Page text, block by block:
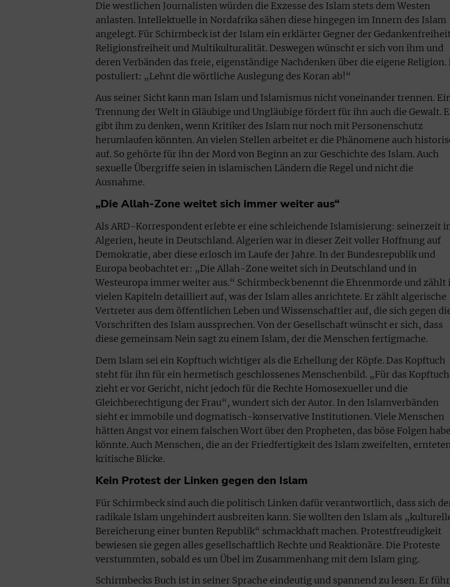
Die westlichen Journalisten würden die Exzesse des Islam stets dem Westen
anlasten. Intellektuelle in Nordafrika sähen diese hingegen im Innern des Islam
angelegt. Für Schirmbeck ist der Islam ein erklärter Gegner der
Religionsfreiheit und Multikulturalität. Deswegen wünscht er sich von ihm und
deren Verbänden das freie, eigenständige Nachdenken über die eigene Religion.
postuliert: „Lehnt die wörtliche Auslegung des Koran ab!“
Aus seiner Sicht kann man Islam und Islamismus nicht voneinander trennen.
Trennung der Welt in Gläubige und Ungläubige fördert für ihn auch die Gewalt.
gibt ihm zu denken, wenn Kritiker des Islam nur noch mit Personenschutz
herumlaufen könnten. An vielen Stellen arbeitet er die Phänomene auch
auf. So gehörte für ihn der Mord von Beginn an zur Geschichte des Islam. Auch
sexuelle Übergriffe seien in islamischen Ländern die Regel und nicht die
Ausnahme.
„Die Allah-Zone weitet sich immer weiter aus“
Als ARD-Korrespondent erlebte er eine schleichende Islamisierung: seinerzeit
Algerien, heute in Deutschland. Algerien war in dieser Zeit voller Hoffnung auf
Demokratie, aber diese erlosch im Laufe der Jahre. In der Bundesrepublik und
Europa beobachtet er: „Die Allah-Zone weitet sich in Deutschland und in
Westeuropa immer weiter aus.“ Schirmbeck benennt die Ehrenmorde und zählt
vielen Kapiteln detailliert auf, was der Islam alles anrichtete. Er zählt algerische
Vertreter aus dem öffentlichen Leben und Wissenschaftler auf, die sich gegen
Vorschriften des Islam aussprechen. Von der Gesellschaft wünscht er sich, dass
diese gemeinsam Nein sagt zu einem Islam, der die Menschen fertigmache.
Dem Islam sei ein Kopftuch wichtiger als die Erhellung der Köpfe. Das Kopftuch
steht für ihn für ein hermetisch geschlossenes Menschenbild. „Für das Kopftuch
zieht er vor Gericht, nicht jedoch für die Rechte Homosexueller und die
Gleichberechtigung der Frau“, wundert sich der Autor. In den Islamverbänden
sieht er immobile und dogmatisch-konservative Institutionen. Viele Menschen
hätten Angst vor einem falschen Wort über den Propheten, das böse Folgen
könnte. Auch Menschen, die an der Friedfertigkeit des Islam zweifelten,
kritische Blicke.
Kein Protest der Linken gegen den Islam
Für Schirmbeck sind auch die politisch Linken dafür verantwortlich, dass sich
radikale Islam ungehindert ausbreiten kann. Sie wollten den Islam als
Bereicherung einer bunten Republik“ schmackhaft machen. Protestfreudigkeit
bewiesen sie gegen alles gesellschaftlich Rechte und Reaktionäre. Die Proteste
verstummten, sobald es um Übel im Zusammenhang mit dem Islam ging.
Schirmbecks Buch ist in seiner Sprache eindeutig und spannend zu lesen. Er